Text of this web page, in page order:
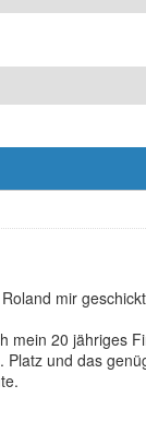
mir
mein 20 jähriges
und das